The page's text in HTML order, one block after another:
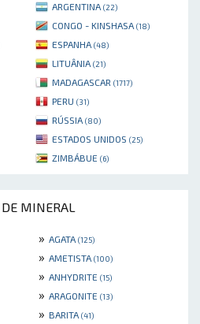
ARGENTINA (22)
CONGO - KINSHASA (18)
ESPANHA (48)
LITUÂNIA (21)
MADAGASCAR (1717)
PERU (31)
RÚSSIA (80)
ESTADOS UNIDOS (25)
ZIMBÁBUE (6)
MINERAL
» AGATA (125)
» AMETISTA (100)
» ANHYDRITE (15)
» ARAGONITE (13)
» BARITA (41)